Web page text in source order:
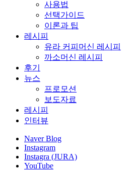
사용법
선택가이드
이론과 팁
레시피
유라 커피머신 레시피
까소머신 레시피
후기
뉴스
프로모션
보도자료
레시피
인터뷰
Naver Blog
Instagram
Instagra (JURA)
YouTube